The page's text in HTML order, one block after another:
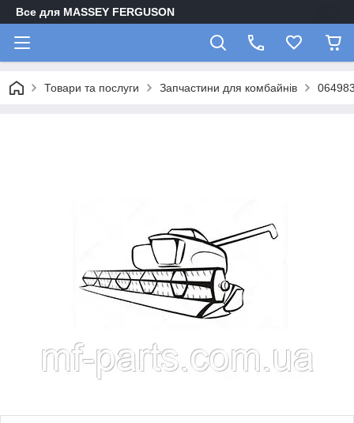
Все для MASSEY FERGUSON
Товари та послуги Запчастини для комбайнів